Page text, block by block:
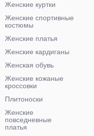
Женские куртки
Женские спортивные
костюмы
Женские платья
Женские кардиганы
Женская обувь
Женские кожаные
кроссовки
Плитоноски
Женские
повседневные
платья